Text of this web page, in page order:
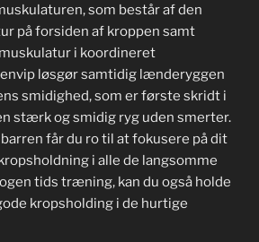
som består af den
på forsiden af kroppen samt
i koordineret
løsgør samtidig lænderyggen
smidighed, som er første skridt i
stærk og smidig ryg uden smerter.
får du ro til at fokusere på dit
i alle de langsomme
tids træning, kan du også holde
kropsholding i de hurtige